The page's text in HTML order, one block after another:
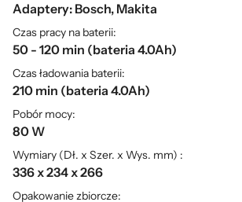
Adaptery: Bosch, Makita
Czas pracy na baterii:
50 - 120 min (bateria 4.0Ah)
Czas ładowania baterii:
210 min (bateria 4.0Ah)
Pobór mocy:
80 W
Wymiary (Dł. x Szer. x Wys. mm) :
336 x 234 x 266
Opakowanie zbiorcze: